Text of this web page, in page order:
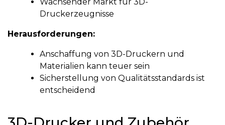
Druckerzeugnisse
Herausforderungen:
Anschaffung von 3D-Druckern und
Materialien kann teuer sein
Sicherstellung von Qualitätsstandards ist
entscheidend